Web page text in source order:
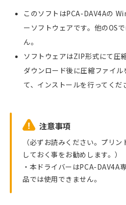
このソフトはPCA-DAV4Aの
ーソフトウェアです。他のOS
ん。
ソフトウェアはZIP形式にて圧
ダウンロード後に圧縮ファイ
て、インストールを行ってくだ
注意事項
（必ずお読みください。プリ
しておく事をお勧めします。）
・本ドライバーはPCA-DAV4A
品では使用できません。